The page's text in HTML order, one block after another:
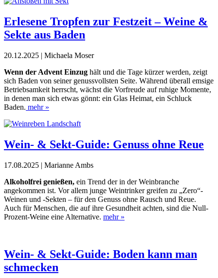
Erlesene Tropfen zur Festzeit – Weine &
Sekte aus Baden
20.12.2025 | Michaela Moser
Wenn der Advent Einzug hält und die Tage kürzer werden, zeigt
sich Baden von seiner genussvollsten Seite. Während überall emsige
Betriebsamkeit herrscht, wächst die Vorfreude auf ruhige Momente,
in denen man sich etwas gönnt: ein Glas Heimat, ein Schluck
Baden. mehr »
Wein- & Sekt-Guide: Genuss ohne Reue
17.08.2025 | Marianne Ambs
Alkoholfrei genießen, ein Trend der in der Weinbranche
angekommen ist. Vor allem junge Weintrinker greifen zu „Zero“-
Weinen und -Sekten – für den Genuss ohne Rausch und Reue.
Auch für Menschen, die auf ihre Gesundheit achten, sind die Null-
Prozent-Weine eine Alternative. mehr »
Wein- & Sekt-Guide: Boden kann man
schmecken